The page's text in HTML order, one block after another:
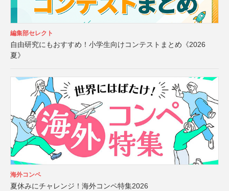
編集部セレクト
自由研究にもおすすめ！小学生向けコンテストまとめ《2026
夏》
海外コンペ
夏休みにチャレンジ！海外コンペ特集2026